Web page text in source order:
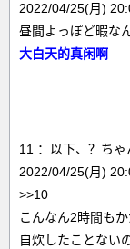
2022/04/25(月)
昼間よっぽど暇な
大白天的真闲啊
11 ：以下、？ちゃ
2022/04/25(月)
>>10
こんなん2時間も
自炊したことない